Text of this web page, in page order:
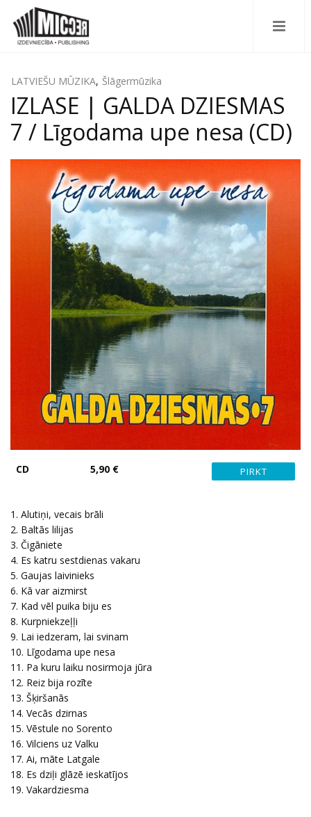
LATVIEŠU MŪZIKA, Šlāgermūzika
IZLASE | GALDA DZIESMAS
7 / Līgodama upe nesa (CD)
CD 5,90 €
1. Alutiņi, vecais brāli
2. Baltās lilijas
3. Čigāniete
4. Es katru sestdienas vakaru
5. Gaujas laivinieks
6. Kā var aizmirst
7. Kad vēl puika biju es
8. Kurpniekzeļļi
9. Lai iedzeram, lai svinam
10. Līgodama upe nesa
11. Pa kuru laiku nosirmoja jūra
12. Reiz bija rozīte
13. Šķiršanās
14. Vecās dzirnas
15. Vēstule no Sorento
16. Vilciens uz Valku
17. Ai, māte Latgale
18. Es dziļi glāzē ieskatījos
19. Vakardziesma